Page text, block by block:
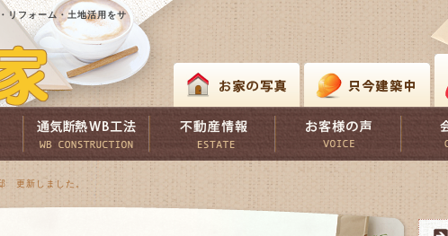
リフォーム・土地活用をサ
更新しました。